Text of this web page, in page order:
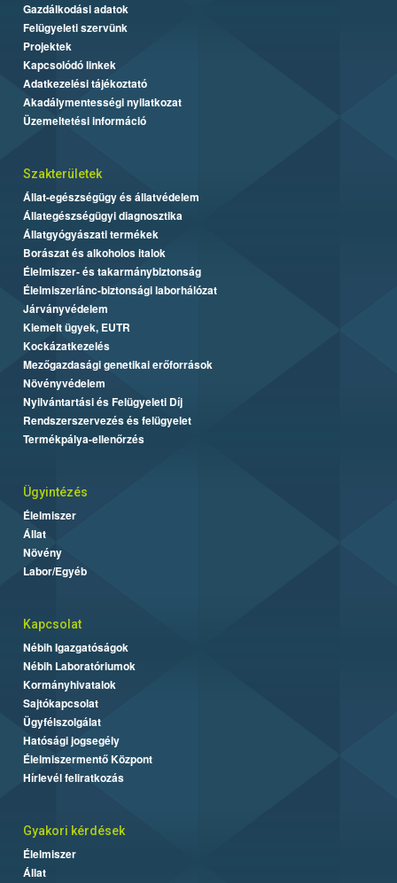
Gazdálkodási adatok
Felügyeleti szervünk
Projektek
Kapcsolódó linkek
Adatkezelési tájékoztató
Akadálymentességi nyilatkozat
Üzemeltetési információ
Szakterületek
Állat-egészségügy és állatvédelem
Állategészségügyi diagnosztika
Állatgyógyászati termékek
Borászat és alkoholos italok
Élelmiszer- és takarmánybiztonság
Élelmiszerlánc-biztonsági laborhálózat
Járványvédelem
Kiemelt ügyek, EUTR
Kockázatkezelés
Mezőgazdasági genetikai erőforrások
Növényvédelem
Nyilvántartási és Felügyeleti Díj
Rendszerszervezés és felügyelet
Termékpálya-ellenőrzés
Ügyintézés
Élelmiszer
Állat
Növény
Labor/Egyéb
Kapcsolat
Nébih Igazgatóságok
Nébih Laboratóriumok
Kormányhivatalok
Sajtókapcsolat
Ügyfélszolgálat
Hatósági jogsegély
Élelmiszermentő Központ
Hírlevél feliratkozás
Gyakori kérdések
Élelmiszer
Állat